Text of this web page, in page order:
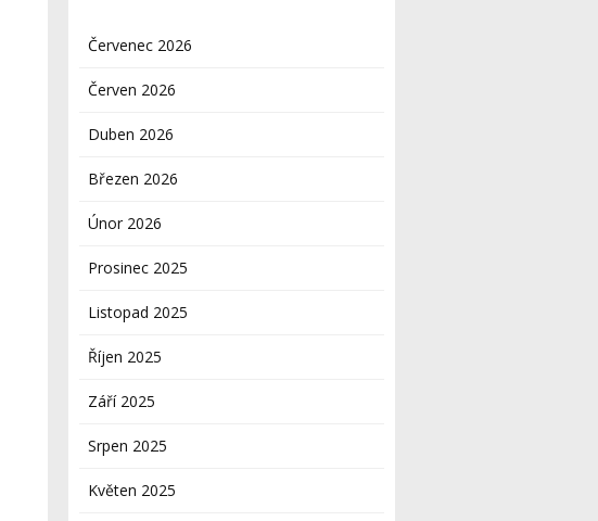
Červenec 2026
Červen 2026
Duben 2026
Březen 2026
Únor 2026
Prosinec 2025
Listopad 2025
Říjen 2025
Září 2025
Srpen 2025
Květen 2025